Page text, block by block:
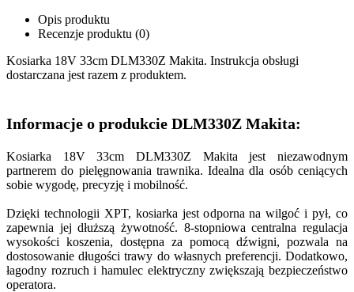
Opis produktu
Recenzje produktu (0)
Kosiarka 18V 33cm DLM330Z Makita. Instrukcja obsługi
dostarczana jest razem z produktem.
Informacje o produkcie DLM330Z Makita:
Kosiarka 18V 33cm DLM330Z Makita jest niezawodnym
partnerem do pielęgnowania trawnika. Idealna dla osób ceniących
sobie wygodę, precyzję i mobilność.
Dzięki technologii XPT, kosiarka jest odporna na wilgoć i pył, co
zapewnia jej dłuższą żywotność. 8-stopniowa centralna regulacja
wysokości koszenia, dostępna za pomocą dźwigni, pozwala na
dostosowanie długości trawy do własnych preferencji. Dodatkowo,
łagodny rozruch i hamulec elektryczny zwiększają bezpieczeństwo
operatora.